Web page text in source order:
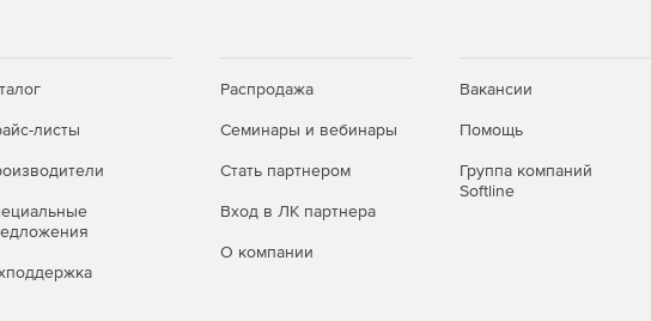
на качество обработки.
листы
Распродажа
Семинары и вебинары
Стать партнером
Вход в ЛК партнера
О компании
Вакансии
Помощь
Группа компаний
Softline